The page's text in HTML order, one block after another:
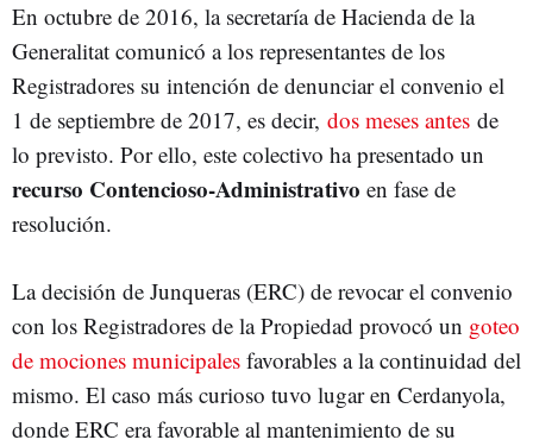
En octubre de 2016, la secretaría de Hacienda de la
Generalitat comunicó a los representantes de los
Registradores su intención de denunciar el convenio el
1 de septiembre de 2017, es decir, dos meses antes de
lo previsto. Por ello, este colectivo ha presentado un
recurso Contencioso-Administrativo en fase de
resolución.
La decisión de Junqueras (ERC) de revocar el convenio
con los Registradores de la Propiedad provocó un goteo
de mociones municipales favorables a la continuidad del
mismo. El caso más curioso tuvo lugar en Cerdanyola,
donde ERC era favorable al mantenimiento de su